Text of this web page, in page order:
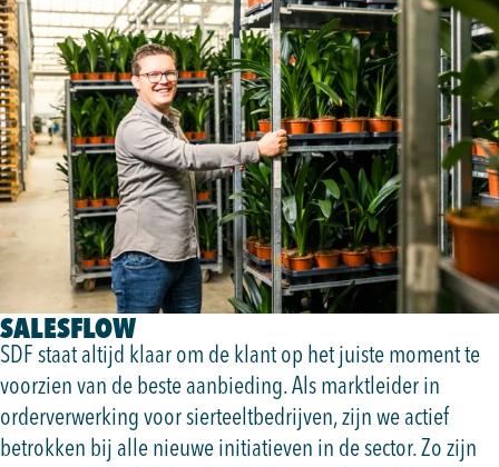
SALESFLOW
SDF staat altijd klaar om de klant op het juiste moment te
voorzien van de beste aanbieding. Als marktleider in
orderverwerking voor sierteeltbedrijven, zijn we actief
betrokken bij alle nieuwe initiatieven in de sector. Zo zijn